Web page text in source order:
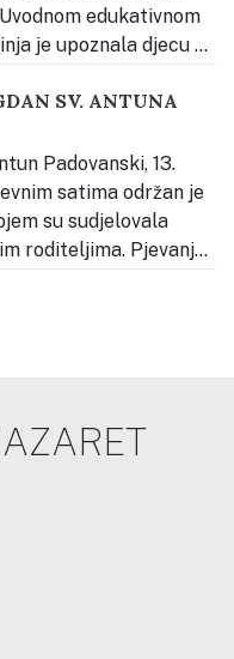
edukativnom
je upoznala djecu sa
na
na modelu zubala
SV. ANTUNA
Padovanski, 13.
satima održan je
su sudjelovala
roditeljima. Pjevanje